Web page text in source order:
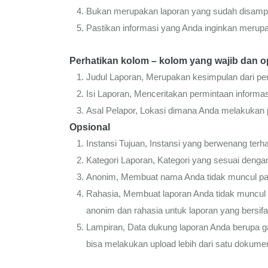
Bukan merupakan laporan yang sudah
Pastikan informasi yang Anda inginkan
Perhatikan kolom – kolom yang wajib dan
Judul Laporan, Merupakan kesimpulan dari
Isi Laporan, Menceritakan permintaan
Asal Pelapor, Lokasi dimana Anda
Opsional
Instansi Tujuan, Instansi yang berwenang
Kategori Laporan, Kategori yang sesuai
Anonim, Membuat nama Anda tidak muncul
Rahasia, Membuat laporan Anda tidak
anonim dan rahasia untuk laporan yang
Lampiran, Data dukung laporan Anda berupa
bisa melakukan upload lebih dari satu